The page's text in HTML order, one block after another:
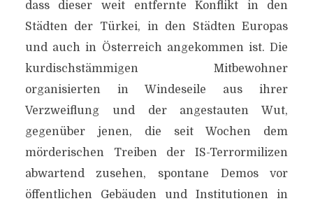
dass dieser weit entfernte Konflikt in den
Städten der Türkei, in den Städten Europas
und auch in Österreich angekommen ist. Die
kurdischstämmigen Mitbewohner
organisierten in Windeseile aus ihrer
Verzweiflung und der angestauten Wut,
gegenüber jenen, die seit Wochen dem
mörderischen Treiben der IS-Terrormilizen
abwartend zusehen, spontane Demos vor
öffentlichen Gebäuden und Institutionen in